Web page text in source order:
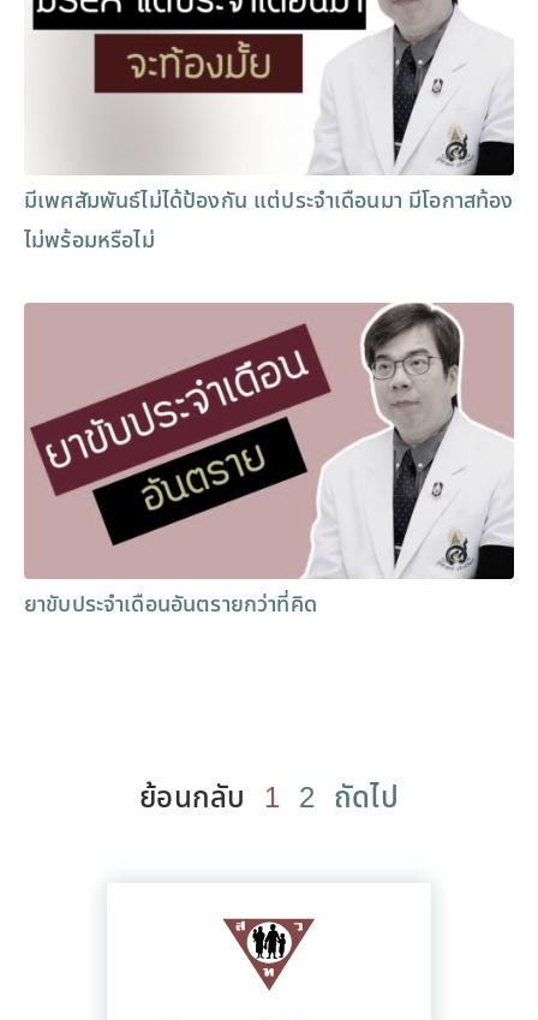
มีเพศสัมพันธ์ไม่ได้ป้องกัน แต่ประจำเดือนมา มีโอกาสท้อง
ไม่พร้อมหรือไม่
ยาขับประจำเดือนอันตรายกว่าที่คิด
ย้อนกลับ 1 2 ถัดไป